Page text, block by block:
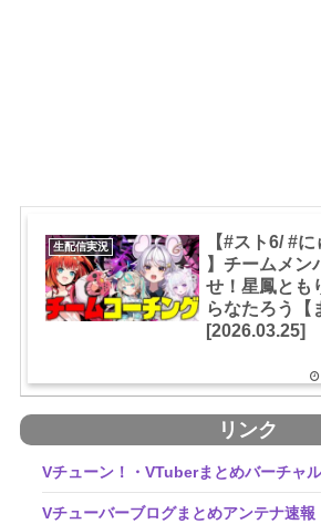
生配信実況
【#スト6/ #
】チームメン
せ！星鳳とも
らなたろう【
[2026.03.25]
リンク
Vチューン！・VTuberまとめバーチャ
Vチューバーブログまとめアンテナ速報